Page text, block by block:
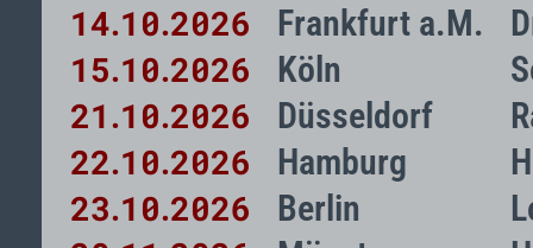
14.10.2026 Frankfurt a.M.
15.10.2026 Köln
21.10.2026 Düsseldorf
22.10.2026 Hamburg
23.10.2026 Berlin